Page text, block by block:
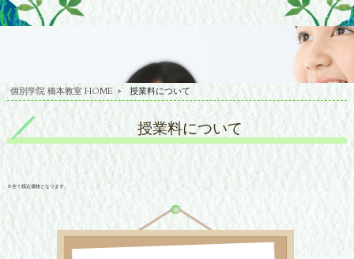
個別学院 橋本教室 HOME > 授業料について
授業料について
※全て税込価格となります。